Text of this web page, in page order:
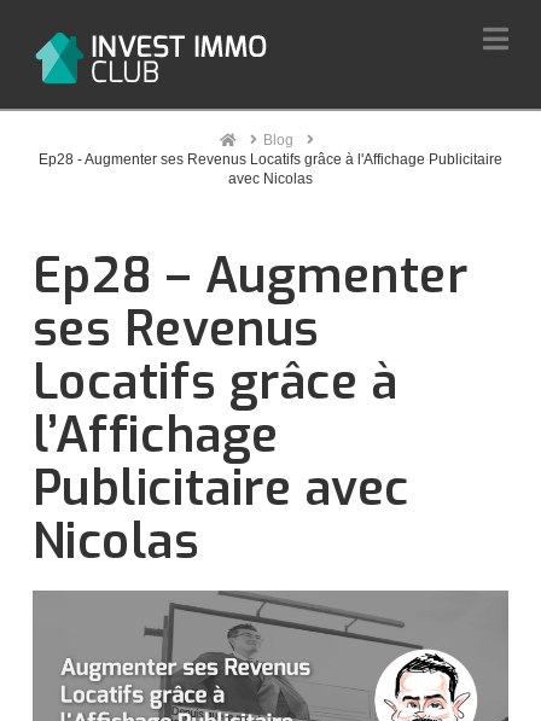
HomeBlog
Ep28 - Augmenter ses Revenus Locatifs grâce à l'Affichage Publicitaire
avec Nicolas
Ep28 – Augmenter
ses Revenus
Locatifs grâce à
l’Affichage
Publicitaire avec
Nicolas